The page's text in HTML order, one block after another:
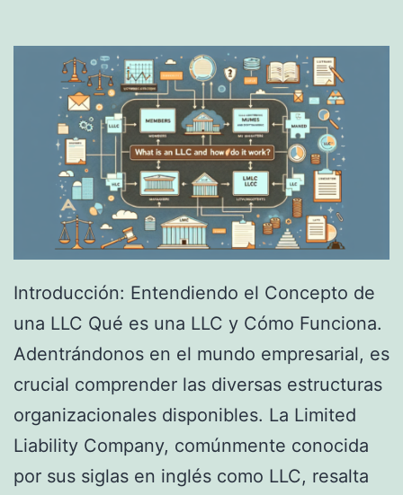
Introducción: Entendiendo el Concepto de
una LLC Qué es una LLC y Cómo Funciona.
Adentrándonos en el mundo empresarial, es
crucial comprender las diversas estructuras
organizacionales disponibles. La Limited
Liability Company, comúnmente conocida
por sus siglas en inglés como LLC, resalta